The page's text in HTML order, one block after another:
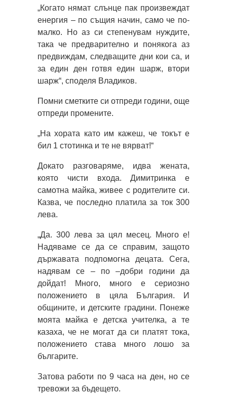
„Когато нямат слънце пак произвеждат
енергия – по същия начин, само че по-
малко. Но аз си степенувам нуждите,
така че предварително и понякога аз
предвиждам, следващите дни кои са, и
за един ден готвя един шарж, втори
шарж“, споделя Владиков.
Помни сметките си отпреди години, още
отпреди промените.
„На хората като им кажеш, че токът е
бил 1 стотинка и те не вярват!“
Докато разговаряме, идва жената,
която чисти входа. Димитринка е
самотна майка, живее с родителите си.
Казва, че последно платила за ток 300
лева.
„Да. 300 лева за цял месец. Много е!
Надяваме се да се справим, защото
държавата подпомогна децата. Сега,
надявам се – по –добри години да
дойдат! Много, много е сериозно
положението в цяла България. И
общините, и детските градини. Понеже
моята майка е детска учителка, а те
казаха, че не могат да си платят тока,
положението става много лошо за
българите.
Затова работи по 9 часа на ден, но се
тревожи за бъдещето.